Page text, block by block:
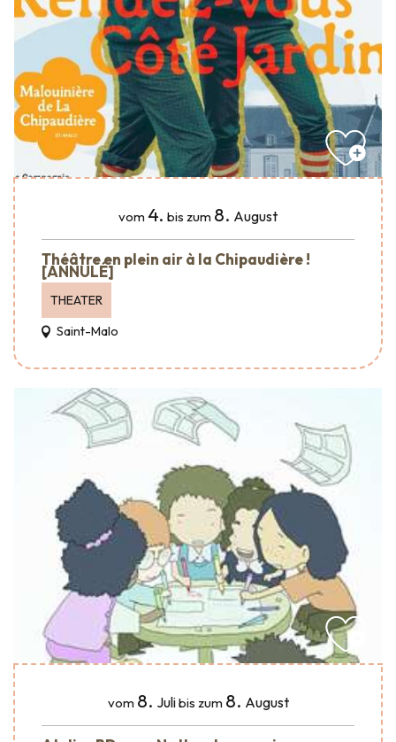
vom 4. bis zum 8. August
Théâtre en plein air à la Chipaudière !
[ANNULÉ]
THEATER
Saint-Malo
vom 8. Julibis zum 8. August